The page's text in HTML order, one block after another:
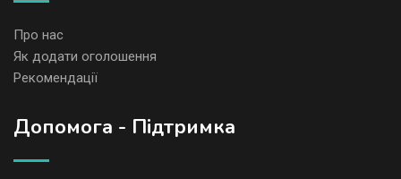
Про нас
Як додати оголошення
Рекомендації
Допомога - Підтримка